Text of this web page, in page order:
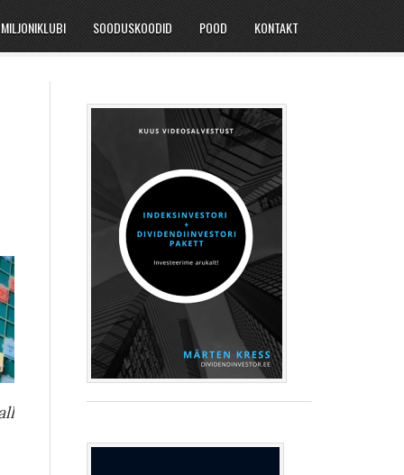
MILJONIKLUBI SOODUSKOODID POOD KONTAKT